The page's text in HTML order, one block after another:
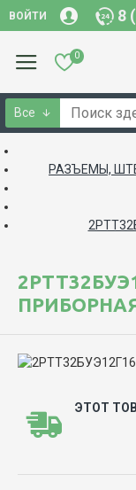
ВОЙТИ 8
0
Все
РАЗЪЕМЫ,
ЭТОТ